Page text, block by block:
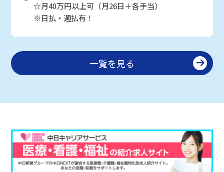
☆月40万円以上可（月26日＋各手当）
※日払・週払有！
一覧を見る